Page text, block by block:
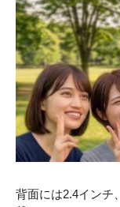
背面には2.4インチ